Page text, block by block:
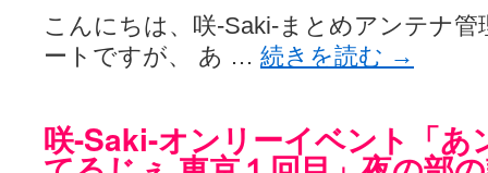
こんにちは、咲-Saki-まとめアンテナ
ートですが、 あ … 続きを読む →
咲-Saki-オンリーイベント「あ